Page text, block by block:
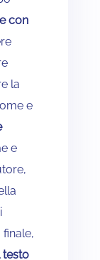
con
la
e
e
testo